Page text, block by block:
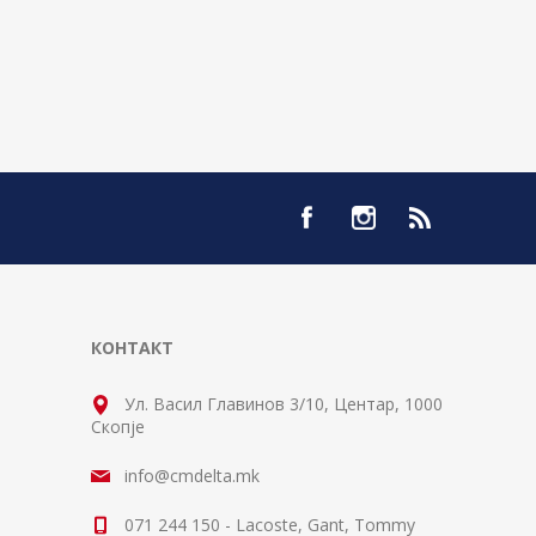
КОНТАКТ
Ул. Васил Главинов 3/10, Центар, 1000
Скопје
info@cmdelta.mk
071 244 150 - Lacoste, Gant, Tommy